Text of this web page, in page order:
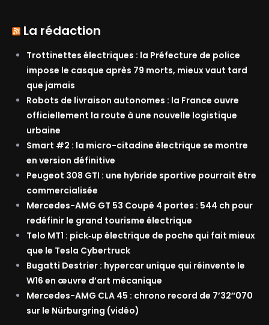
La rédaction
Trottinettes électriques : la Préfecture de police
impose le casque après 79 morts, mieux vaut tard
que jamais
Robots de livraison autonomes : la France ouvre
officiellement la route à une nouvelle logistique
urbaine
Smart #2 : la micro-citadine électrique se montre
en version définitive
Peugeot 308 GTI : une hybride sportive pourrait être
commercialisée
Mercedes-AMG GT 53 Coupé 4 portes : 544 ch pour
redéfinir le grand tourisme électrique
Telo MT1 : pick‑up électrique de poche qui fait mieux
que le Tesla Cybertruck
Bugatti Destrier : hypercar unique qui réinvente le
W16 en œuvre d’art mécanique
Mercedes-AMG CLA 45 : chrono record de 7’32″070
sur le Nürburgring (vidéo)